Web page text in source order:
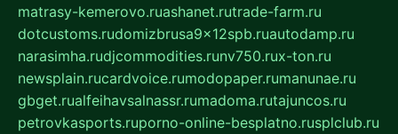
matrasy-kemerovo.ruashanet.rutrade-farm.ru
dotcustoms.rudomizbrusa9x12spb.ruautodamp.ru
narasimha.rudjcommodities.runv750.rux-ton.ru
newsplain.rucardvoice.rumodopaper.rumanunae.ru
gbget.rualfeihavsalnassr.rumadoma.rutajuncos.ru
petrovkasports.ruporno-online-besplatno.rusplclub.ru